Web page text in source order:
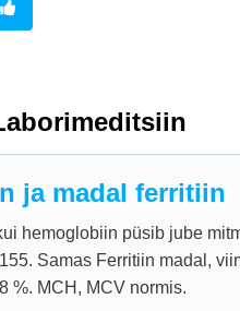
ja madal ferritiin
hemoglobiin püsib jube
Samas Ferritiin madal,
%. MCH, MCV normis.